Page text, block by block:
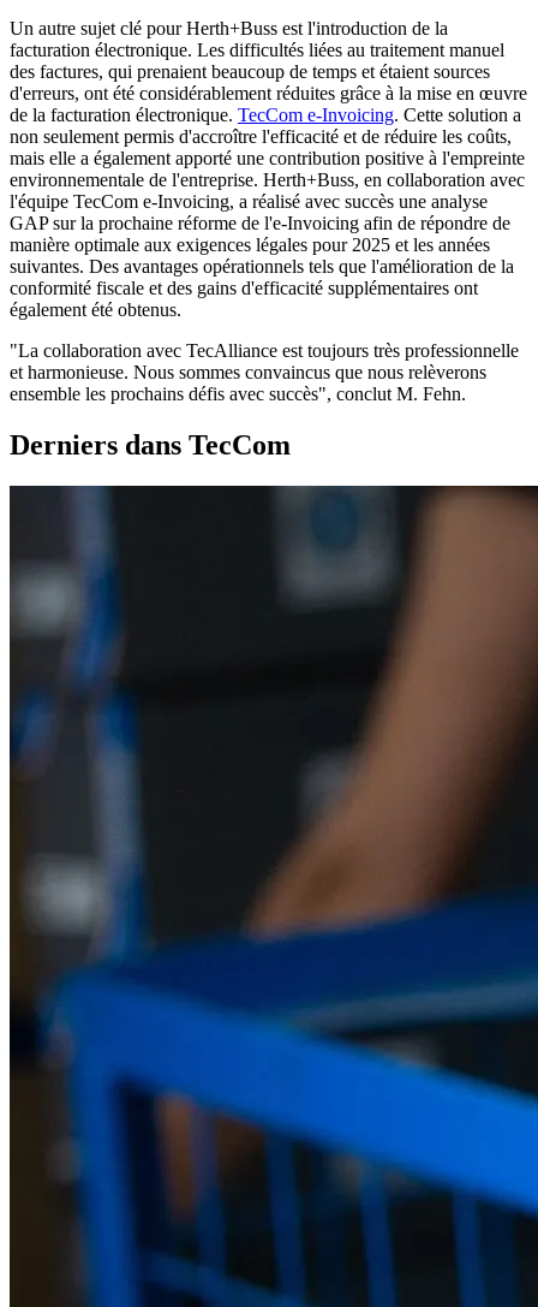
Un autre sujet clé pour Herth+Buss est l'introduction de la
facturation électronique. Les difficultés liées au traitement manuel
des factures, qui prenaient beaucoup de temps et étaient sources
d'erreurs, ont été considérablement réduites grâce à la mise en œuvre
de la facturation électronique. TecCom e-Invoicing. Cette solution a
non seulement permis d'accroître l'efficacité et de réduire les coûts,
mais elle a également apporté une contribution positive à l'empreinte
environnementale de l'entreprise. Herth+Buss, en collaboration avec
l'équipe TecCom e-Invoicing, a réalisé avec succès une analyse
GAP sur la prochaine réforme de l'e-Invoicing afin de répondre de
manière optimale aux exigences légales pour 2025 et les années
suivantes. Des avantages opérationnels tels que l'amélioration de la
conformité fiscale et des gains d'efficacité supplémentaires ont
également été obtenus.
"La collaboration avec TecAlliance est toujours très professionnelle
et harmonieuse. Nous sommes convaincus que nous relèverons
ensemble les prochains défis avec succès", conclut M. Fehn.
Derniers dans TecCom